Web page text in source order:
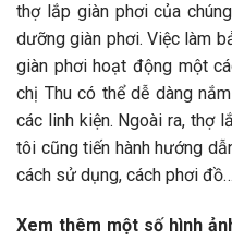
thợ lắp giàn phơi của
dưỡng giàn phơi. Việc làm
giàn phơi hoạt động một
chị Thu có thể dễ dàng
các linh kiện. Ngoài ra, thợ
tôi cũng tiến hành hướng
cách sử dụng, cách phơi đồ…
Xem thêm một số hình